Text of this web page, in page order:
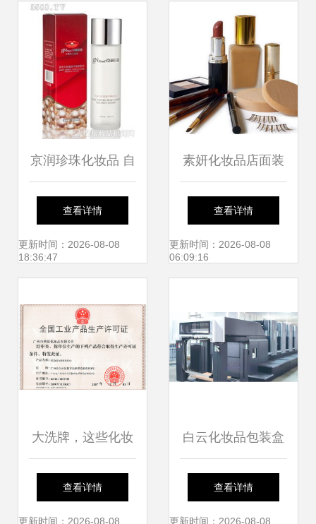
京润珍珠化妆品 自
然与科技的融合之
美
查看详情
更新时间：2026-08-08
18:36:47
素妍化妆品店面装
修与新上市的珠宝
首饰系列呈现
查看详情
更新时间：2026-08-08
06:09:16
大洗牌，这些化妆
品工厂已注销
查看详情
更新时间：2026-08-08
白云化妆品包装盒
厂的精细化之路 品
查看详情
更新时间：2026-08-08